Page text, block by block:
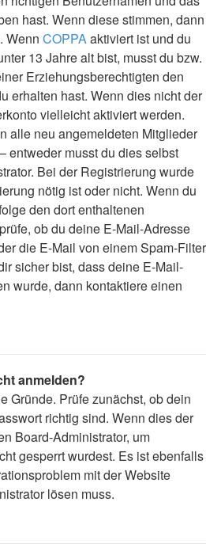
hast. Wenn diese stimmen, dann
Wenn COPPAaktiviert ist und du
13 Jahre alt bist, musst du bzw.
Erziehungsberechtigten den
erhalten hast. Wenn dies nicht der
vielleicht aktiviert werden.
alle neu angemeldeten Mitglieder
entweder musst du dies selbst
Bei der Registrierung wurde
nötig ist oder nicht. Wenn du
den dort enthaltenen
ob du deine E-Mail-Adresse
die E-Mail von einem Spam-Filter
sicher bist, dass deine E-Mail-
wurde, dann kontaktiere einen
anmelden?
Gründe. Prüfe zunächst, ob dein
richtig sind. Wenn dies der
Board-Administrator, um
gesperrt wurdest. Es ist ebenfalls
mit der Website
lösen muss.